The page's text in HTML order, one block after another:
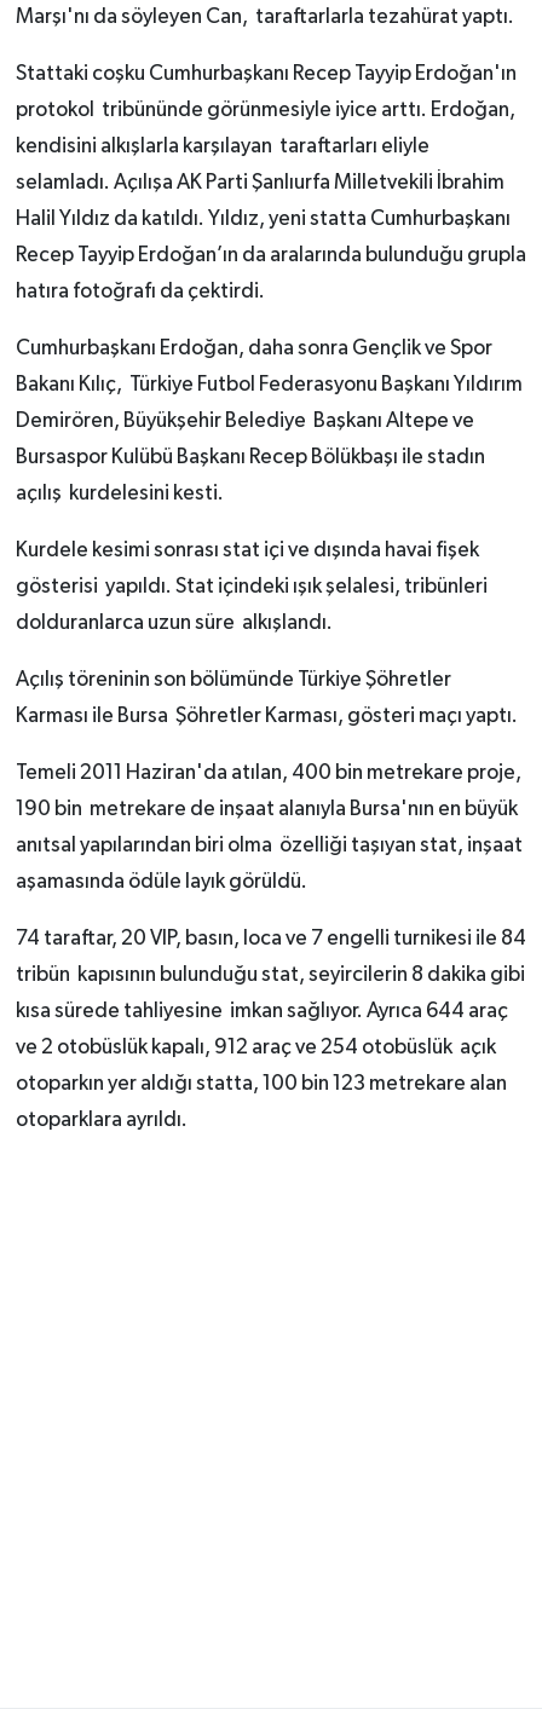
Marşı'nı da söyleyen Can, taraftarlarla tezahürat yaptı.
Stattaki coşku Cumhurbaşkanı Recep Tayyip Erdoğan'ın
protokol tribününde görünmesiyle iyice arttı. Erdoğan,
kendisini alkışlarla karşılayan taraftarları eliyle
selamladı. Açılışa AK Parti Şanlıurfa Milletvekili İbrahim
Halil Yıldız da katıldı. Yıldız, yeni statta Cumhurbaşkanı
Recep Tayyip Erdoğan’ın da aralarında bulunduğu grupla
hatıra fotoğrafı da çektirdi.
Cumhurbaşkanı Erdoğan, daha sonra Gençlik ve Spor
Bakanı Kılıç, Türkiye Futbol Federasyonu Başkanı Yıldırım
Demirören, Büyükşehir Belediye Başkanı Altepe ve
Bursaspor Kulübü Başkanı Recep Bölükbaşı ile stadın
açılış kurdelesini kesti.
Kurdele kesimi sonrası stat içi ve dışında havai fişek
gösterisi yapıldı. Stat içindeki ışık şelalesi, tribünleri
dolduranlarca uzun süre alkışlandı.
Açılış töreninin son bölümünde Türkiye Şöhretler
Karması ile Bursa Şöhretler Karması, gösteri maçı yaptı.
Temeli 2011 Haziran'da atılan, 400 bin metrekare proje,
190 bin metrekare de inşaat alanıyla Bursa'nın en büyük
anıtsal yapılarından biri olma özelliği taşıyan stat, inşaat
aşamasında ödüle layık görüldü.
74 taraftar, 20 VIP, basın, loca ve 7 engelli turnikesi ile 84
tribün kapısının bulunduğu stat, seyircilerin 8 dakika gibi
kısa sürede tahliyesine imkan sağlıyor. Ayrıca 644 araç
ve 2 otobüslük kapalı, 912 araç ve 254 otobüslük açık
otoparkın yer aldığı statta, 100 bin 123 metrekare alan
otoparklara ayrıldı.